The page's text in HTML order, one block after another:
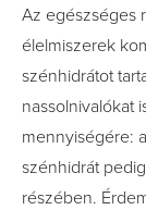
Az egészséges
élelmiszerek
szénhidrátot
nassolnivalókat
mennyiségére:
szénhidrát
részében.